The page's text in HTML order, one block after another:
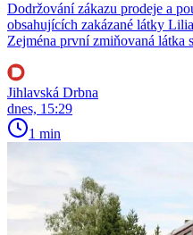
Dodržování zákazu prodeje a
obsahujících zakázané látky
Zejména první zmiňovaná látka
Jihlavská Drbna
dnes, 15:29
1 min